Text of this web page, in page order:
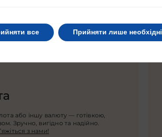
або іншу валюту — готівкою,
Зручно, вигідно та надійно.
з нами!
все Прийняти лише необхідні